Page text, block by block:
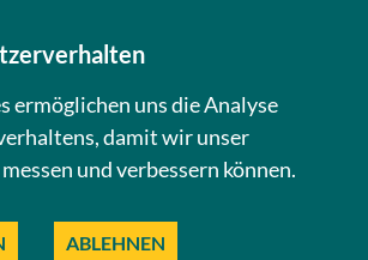
ermöglichen uns die Analyse
damit wir unser
und verbessern können.
ABLEHNEN